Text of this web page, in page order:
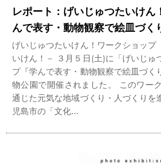
レポート：げいじゅつたいけん
んで表す・動物観察で絵皿づく
げいじゅつたいけん！ワークショッ
いけん！－ ３月５日(土)に「げいじゅ
プ『学んで表す・動物観察で絵皿づく
物公園で開催されました。 このワー
通じた元気な地域づくり・人づくりを
児島市の「文化...